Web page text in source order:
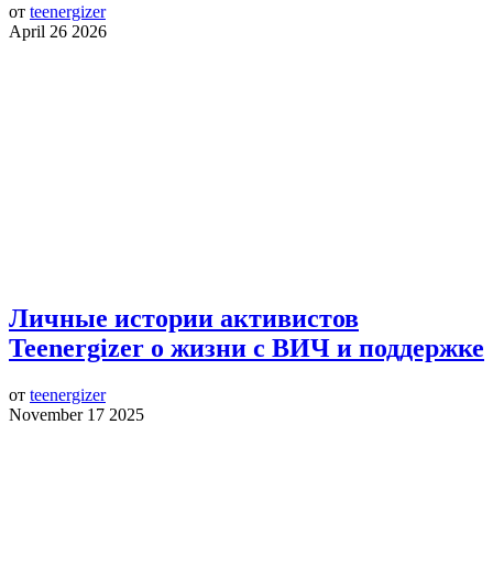
от teenergizer
April 26 2026
Личные истории активистов
Teenergizer о жизни с ВИЧ и поддержке
от teenergizer
November 17 2025